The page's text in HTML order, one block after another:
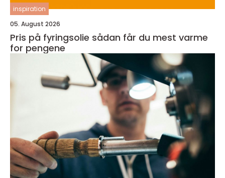
inspiration
05. August 2026
Pris på fyringsolie sådan får du mest varme
for pengene